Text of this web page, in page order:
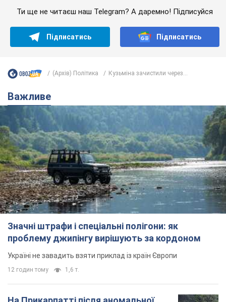
Ти ще не читаєш наш Telegram? А даремно! Підписуйся
Підписатись Підписатись
(Архів) Політика Кузьміна зачистили через...
Важливе
Значні штрафи і спеціальні полігони: як
проблему джипінгу вирішують за кордоном
Україні не завадить взяти приклад із країн Європи
12 годин тому 1,6 т.